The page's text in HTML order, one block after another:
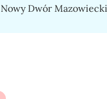
Nowy Dwór Mazowiecki